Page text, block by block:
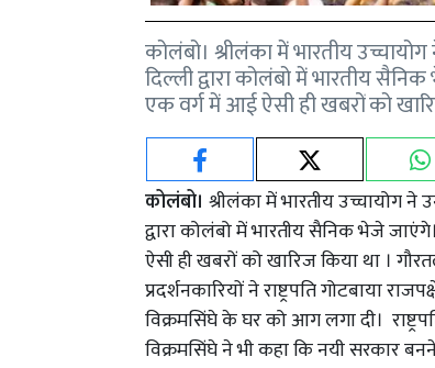
कोलंबो। श्रीलंका में भारतीय
दिल्ली द्वारा कोलंबो में भारतीय
एक वर्ग में आई ऐसी ही खबरों को
कोलंबो। श्रीलंका में भारतीय उच्चायोग
द्वारा कोलंबो में भारतीय सैनिक भेजे
ऐसी ही खबरों को खारिज किया था ।
प्रदर्शनकारियों ने राष्ट्रपति गोटबाया
विक्रमसिंघे के घर को आग लगा दी।
विक्रमसिंघे ने भी कहा कि नयी सरकार